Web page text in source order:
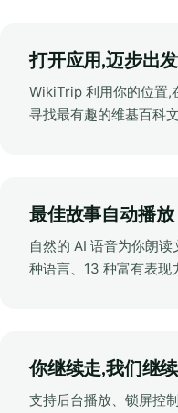
打开应用,迈步出发
WikiTrip 利用你的位置,
寻找最有趣的维基百科文
最佳故事自动播放
自然的 AI 语音为你朗
种语言、13 种富有表现
你继续走,我们继
支持后台播放、锁屏控